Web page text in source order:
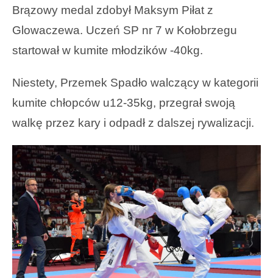
Brązowy medal zdobył Maksym Piłat z
Glowaczewa. Uczeń SP nr 7 w Kołobrzegu
startował w kumite młodzików -40kg.
Niestety, Przemek Spadło walczący w kategorii
kumite chłopców u12-35kg, przegrał swoją
walkę przez kary i odpadł z dalszej rywalizacji.